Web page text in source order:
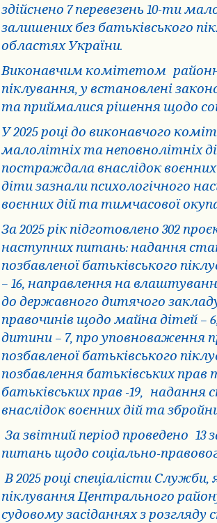
здійснено 7 перевезень 10-ти
залишених без батьківського
областях України.
Виконавчим комітетом
піклування, у встановлені
та приймалися рішення щодо
У 2025 році до виконавчого
малолітніх та неповнолітніх
постраждала внаслідок воєнних
діти зазнали психологічного
воєнних дій та тимчасової
За 2025 рік підготовлено 302
наступних питань: надання
позбавленої батьківського
– 16, направлення на
до державного дитячого
правочинів щодо майна дітей –
дитини – 7, про уповноваження
позбавленої батьківського
позбавлення батьківських прав
батьківських прав -19, надання
внаслідок воєнних дій та
За звітний період проведено 13
питань щодо соціально-
В 2025 році спеціалісти Служби,
піклування Центрального
судовому засіданнях з розгляду